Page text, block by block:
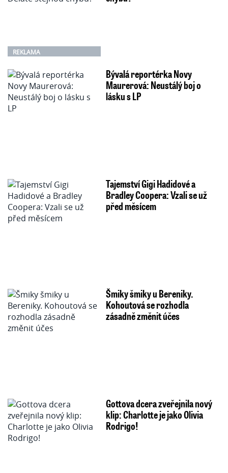
REKLAMA
Bývalá reportérka Novy
Maurerová: Neustálý boj o
lásku s LP
Tajemství Gigi Hadidové a
Bradley Coopera: Vzali se už
před měsícem
Šmiky šmiky u Bereniky.
Kohoutová se rozhodla
zásadně změnit účes
Gottova dcera zveřejnila nový
klip: Charlotte je jako Olivia
Rodrigo!